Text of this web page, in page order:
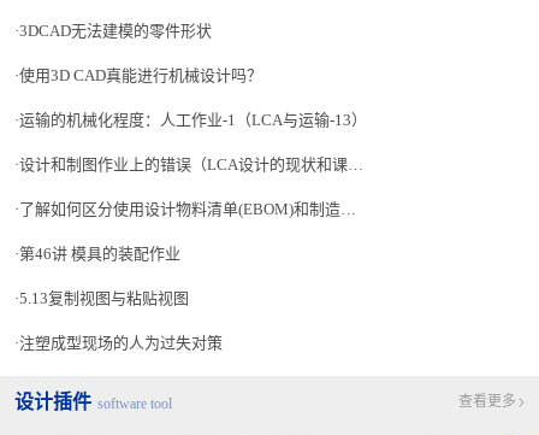
3DCAD无法建模的零件形状
使用3D CAD真能进行机械设计吗？
运输的机械化程度：人工作业-1（LCA与运输-13）
设计和制图作业上的错误（LCA设计的现状和课题解决的着眼点-3）
了解如何区分使用设计物料清单(EBOM)和制造物料清单(MBOM)
第46讲 模具的装配作业
5.13复制视图与粘贴视图
注塑成型现场的人为过失对策
设计插件 software tool 查看更多